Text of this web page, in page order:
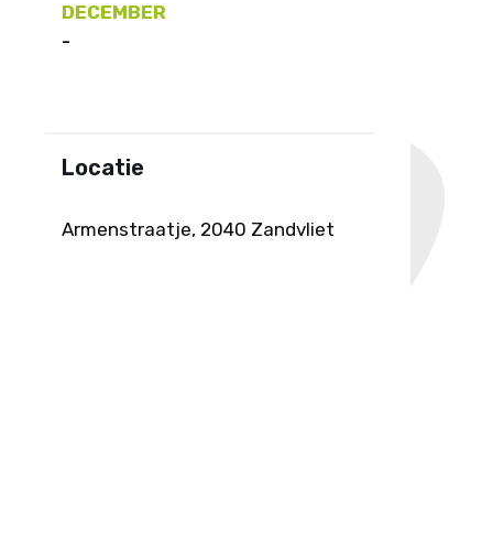
DECEMBER
-
Locatie
Armenstraatje, 2040 Zandvliet